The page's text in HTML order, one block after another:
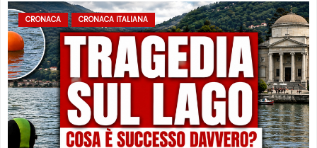
CRONACA CRONACA ITALIANA